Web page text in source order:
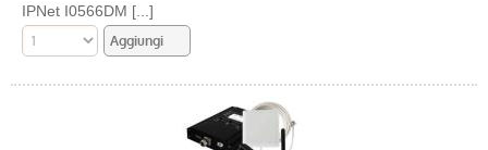
IPNet I0566DM [...]